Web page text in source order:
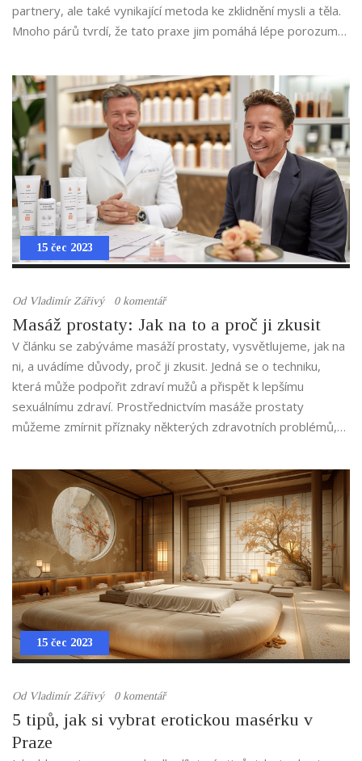
partnery, ale také vynikající metoda ke zklidnění mysli a těla.
Mnoho párů tvrdí, že tato praxe jim pomáhá lépe porozumět
stala populární i pro svou dostupnost a profesionální služby.
Je to skvělý způsob, jak prozkoumat nové oblasti intimity a
zároveň si dopřát trochu luxusu.
15 čec 2023
Od Vladimír Zářivý 0 komentář
Masáž prostaty: Jak na to a proč ji zkusit
V článku se zabýváme masáží prostaty, vysvětlujeme, jak na
ni, a uvádíme důvody, proč ji zkusit. Jedná se o techniku,
která může podpořit zdraví mužů a přispět k lepšímu
sexuálnímu zdraví. Prostřednictvím masáže prostaty
můžeme zmírnit příznaky některých zdravotních problémů,
kterém se muži často stydí mluvit, je důležité o něm vědět a
nebát se ho zařadit do své zdravotní rutiny.
15 čec 2023
Od Vladimír Zářivý 0 komentář
5 tipů, jak si vybrat erotickou masérku v
Praze